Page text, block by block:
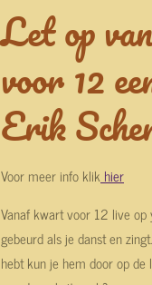
Let op
voor 12
Erik
Voor meer info klik hier
Vanaf kwart voor 12 live op
gebeurd als je danst en
hebt kun je hem door op